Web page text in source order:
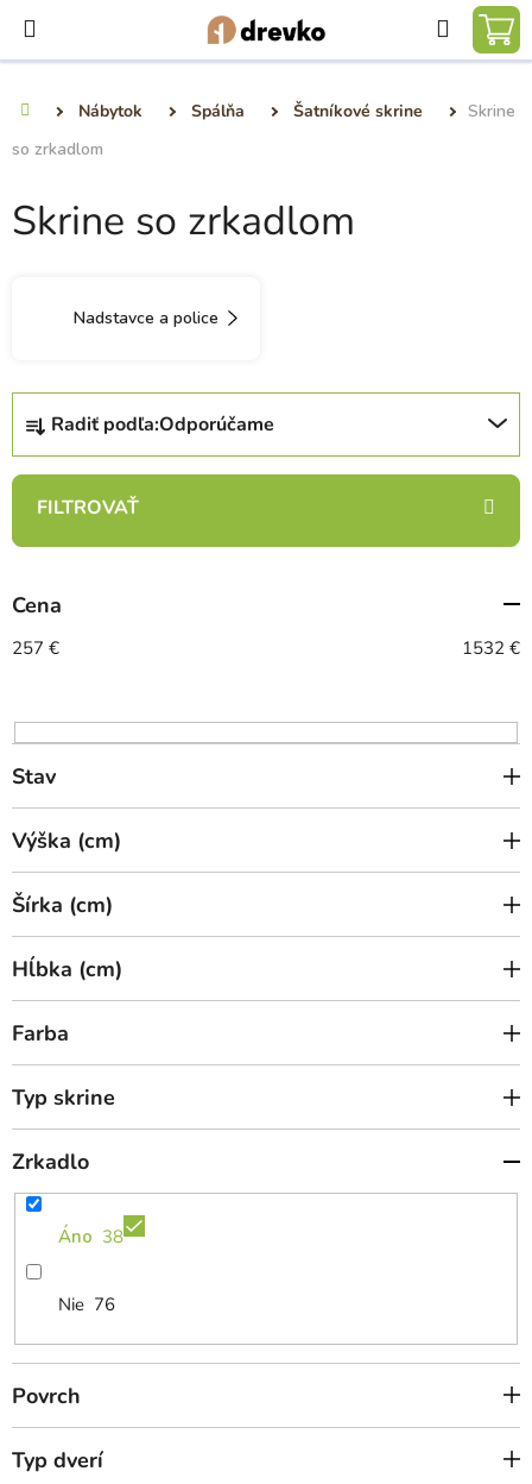
obsah
Hľadať
Nábytok Spálňa Šatníkové skrine
Skrine
so zrkadlom
Skrine so zrkadlom
Nadstavce a police
R
d
n
e
p
r
d
u
k
t
o
v
Radiť podľa:Odporúčame
Cena
257 € 1532 €
Stav
Výška (cm)
Šírka (cm)
Hĺbka (cm)
Farba
Typ skrine
Zrkadlo
Áno 38
Nie 76
Povrch
Typ dverí